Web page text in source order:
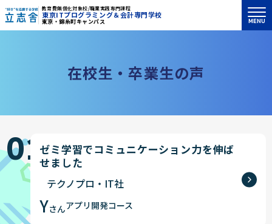
"好き"を応援する学校 立志舎
教育費無償化対象校/職業実践専門課程
東京ITプログラミング＆会計専門学校
東京・錦糸町キャンパス MENU
在校生 ・卒業生の声
01ゼミ学習でコミュニケーション力を伸ば
せました
テクノプロ・IT社
Yさんアプリ開発コース